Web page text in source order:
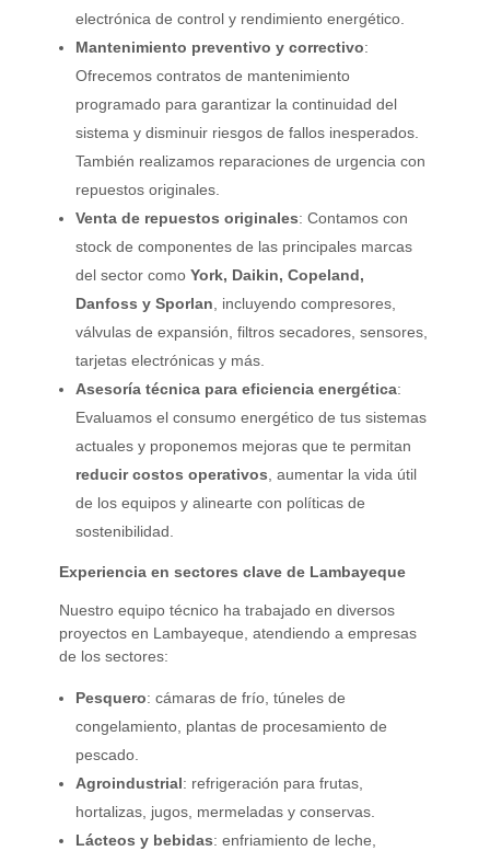
electrónica de control y rendimiento energético.
Mantenimiento preventivo y correctivo:
Ofrecemos contratos de mantenimiento
programado para garantizar la continuidad del
sistema y disminuir riesgos de fallos inesperados.
También realizamos reparaciones de urgencia con
repuestos originales.
Venta de repuestos originales: Contamos con
stock de componentes de las principales marcas
del sector comoYork, Daikin, Copeland,
Danfoss y Sporlan , incluyendo compresores,
válvulas de expansión, filtros secadores, sensores,
tarjetas electrónicas y más.
Asesoría técnica para eficiencia energética:
Evaluamos el consumo energético de tus sistemas
actuales y proponemos mejoras que te permitan
reducir costos operativos , aumentar la vida útil
de los equipos y alinearte con políticas de
sostenibilidad.
Experiencia en sectores clave de Lambayeque
Nuestro equipo técnico ha trabajado en diversos
proyectos en Lambayeque, atendiendo a empresas
de los sectores:
Pesquero: cámaras de frío, túneles de
congelamiento, plantas de procesamiento de
pescado.
Agroindustrial: refrigeración para frutas,
hortalizas, jugos, mermeladas y conservas.
Lácteos y bebidas: enfriamiento de leche,